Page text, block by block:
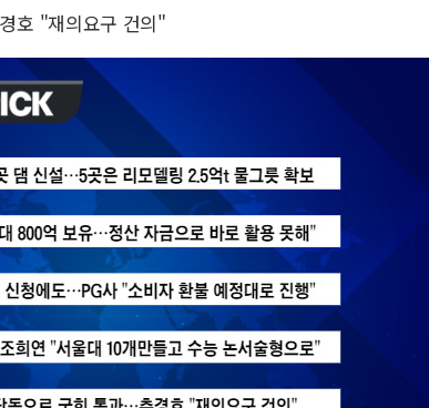
구미 폐염산처리
호 "재의요구 건의"